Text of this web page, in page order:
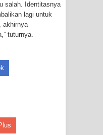
Korupsi Jalan
Center Stage
Craft
salah. Identitasnya
lagi untuk
akhirnya
tuturnya.